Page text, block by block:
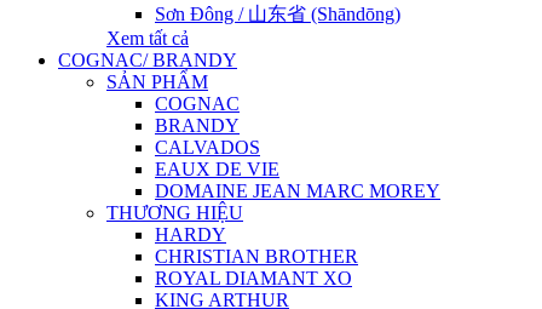
Sơn Đông / 山东省 (Shāndōng)
Xem tất cả
COGNAC/ BRANDY
SẢN PHẨM
COGNAC
BRANDY
CALVADOS
EAUX DE VIE
DOMAINE JEAN MARC MOREY
THƯƠNG HIỆU
HARDY
CHRISTIAN BROTHER
ROYAL DIAMANT XO
KING ARTHUR